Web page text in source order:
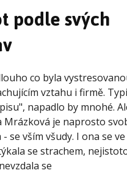
podle svých
co byla
vztahu i firmě.
napadlo by mnohé.
Mrázková je naprosto
se vším všudy. I ona se ve
se strachem,
se